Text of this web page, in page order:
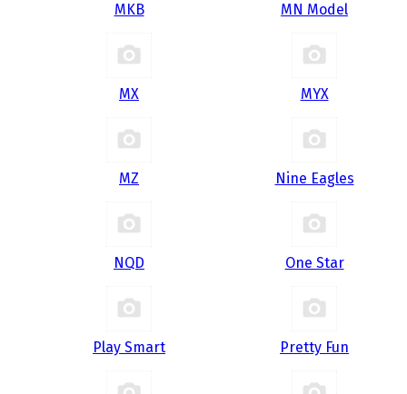
MKB MN Model
MX MYX
MZ Nine Eagles
NQD One Star
Play Smart Pretty Fun